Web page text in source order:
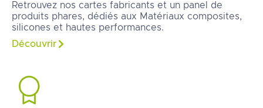
Retrouvez nos cartes fabricants et un panel de
produits phares, dédiés aux Matériaux composites,
silicones et hautes performances.
Découvrir